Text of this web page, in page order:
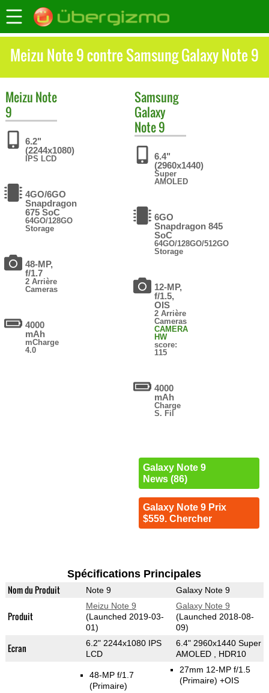
Meizu Note 9 contre Samsung Galaxy Note 9
Meizu Note
9
6.2"
(2244x1080)
IPS LCD
4GO/6GO
Snapdragon
675 SoC
64GO/128GO
Storage
48-MP,
f/1.7
2 Arrière
Cameras
4000
mAh
mCharge
4.0
Samsung
Galaxy
Note 9
6.4"
(2960x1440)
Super
AMOLED
6GO
Snapdragon 845
SoC
64GO/128GO/512GO
Storage
12-MP,
f/1.5,
OIS
2 Arrière
Cameras
CAMERA
HW
score:
115
4000
mAh
Charge
S. Fil
Galaxy Note 9
News (86)
Galaxy Note 9 Prix
$559. Chercher
Spécifications Principales
Nom du Produit Note 9 Galaxy Note 9
Produit
Meizu Note 9
(Launched 2019-03-
01)
Galaxy Note 9
(Launched 2018-08-
09)
Ecran
6.2" 2244x1080 IPS
LCD
6.4" 2960x1440 Super
AMOLED , HDR10
48-MP f/1.7
(Primaire)
27mm 12-MP f/1.5
(Primaire) +OIS